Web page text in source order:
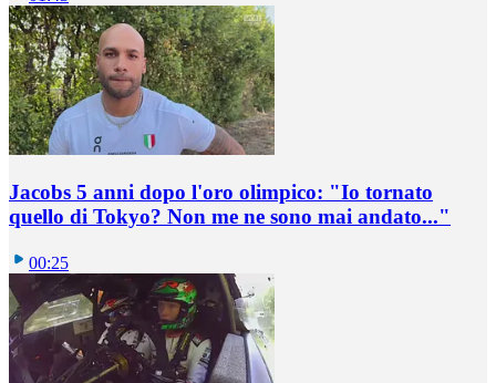
Jacobs 5 anni dopo l'oro olimpico: "Io tornato
quello di Tokyo? Non me ne sono mai andato..."
00:25